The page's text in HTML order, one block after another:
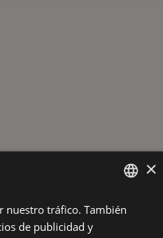
y recurre a un
evitando productos
SPANISH
×
nuestro tráfico. También
de publicidad y